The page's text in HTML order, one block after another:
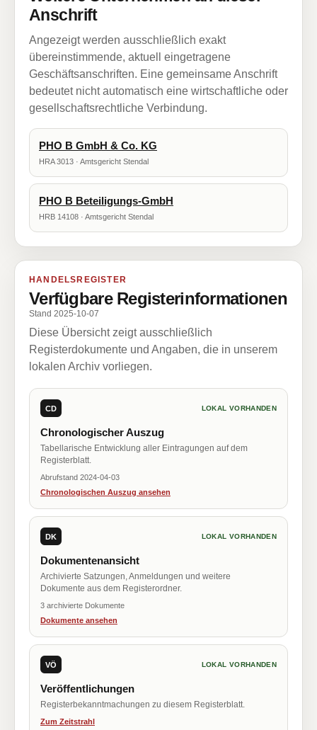
Anschrift
Angezeigt werden ausschließlich exakt
übereinstimmende, aktuell eingetragene
Geschäftsanschriften. Eine gemeinsame Anschrift
bedeutet nicht automatisch eine wirtschaftliche oder
gesellschaftsrechtliche Verbindung.
PHO B GmbH & Co. KG
HRA 3013 · Amtsgericht Stendal
PHO B Beteiligungs-GmbH
HRB 14108 · Amtsgericht Stendal
HANDELSREGISTER
Verfügbare Registerinformationen
Stand 2025-10-07
Diese Übersicht zeigt ausschließlich
Registerdokumente und Angaben, die in unserem
lokalen Archiv vorliegen.
CD LOKAL VORHANDEN
Chronologischer Auszug
Tabellarische Entwicklung aller Eintragungen auf dem
Registerblatt.
Abrufstand 2024-04-03
Chronologischen Auszug ansehen
DK LOKAL VORHANDEN
Dokumentenansicht
Archivierte Satzungen, Anmeldungen und weitere
Dokumente aus dem Registerordner.
3 archivierte Dokumente
Dokumente ansehen
VÖ LOKAL VORHANDEN
Veröffentlichungen
Registerbekanntmachungen zu diesem Registerblatt.
Zum Zeitstrahl